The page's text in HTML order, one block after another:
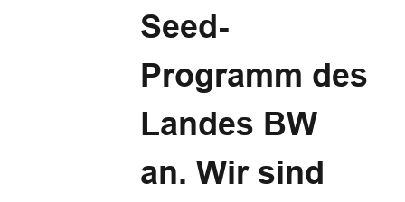
Seed-
Programm des
Landes BW
an. Wir sind